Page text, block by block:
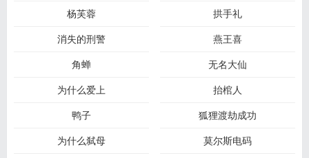
杨芙蓉
拱手礼
消失的刑警
燕王喜
角蝉
无名大仙
为什么爱上
抬棺人
鸭子
狐狸渡劫成功
为什么弑母
莫尔斯电码